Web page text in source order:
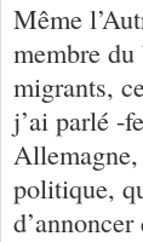
Même
membre
migrants,
j’ai parlé -
politique,